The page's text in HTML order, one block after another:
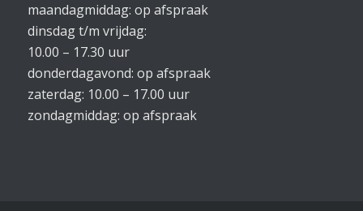
maandagmiddag: op afspraak
dinsdag t/m vrijdag:
10.00 – 17.30 uur
donderdagavond: op afspraak
zaterdag: 10.00 – 17.00 uur
zondagmiddag: op afspraak